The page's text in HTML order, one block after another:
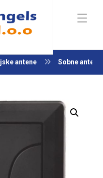
antene Sobne antene
Enlarge the image